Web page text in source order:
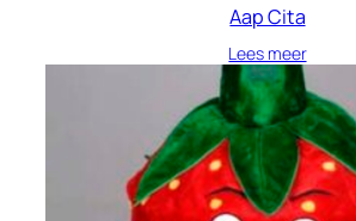
Aap Cita
Lees meer